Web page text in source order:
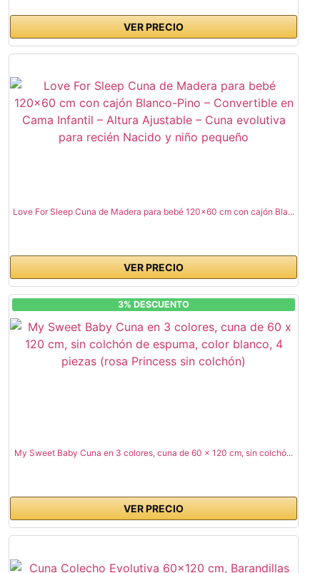
VER PRECIO
Love For Sleep Cuna de Madera para bebé 120x60 cm con cajón Bla...
VER PRECIO
3% DESCUENTO
My Sweet Baby Cuna en 3 colores, cuna de 60 x 120 cm, sin colchó...
VER PRECIO